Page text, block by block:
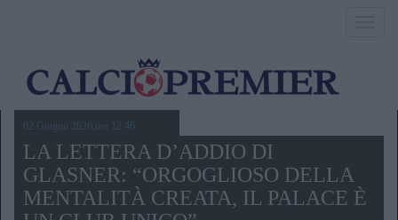
02 Giugno 2026,ore 12.46
LA LETTERA D’ADDIO DI
GLASNER: “ORGOGLIOSO DELLA
MENTALITÀ CREATA, IL PALACE È